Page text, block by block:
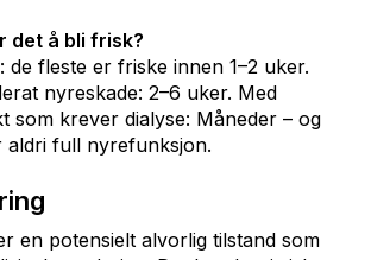
det å bli frisk?
de fleste er friske innen 1–2 uker.
nyreskade: 2–6 uker. Med
som krever dialyse: Måneder – og
aldri full nyrefunksjon.
en potensielt alvorlig tilstand som